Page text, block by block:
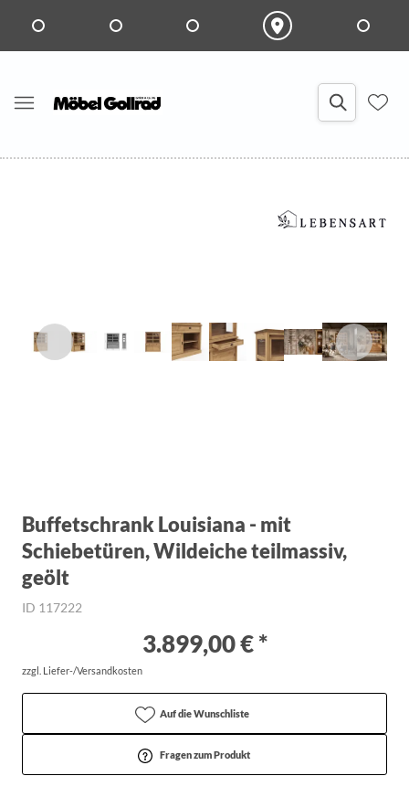
Buffetschrank Louisiana - mit
Schiebetüren, Wildeiche teilmassiv,
geölt
ID 117222
3.899,00 € *
zzgl. Liefer-/Versandkosten
Auf die Wunschliste
Fragen zum Produkt